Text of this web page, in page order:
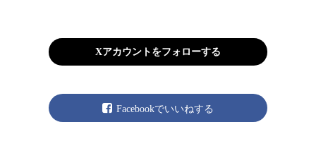
Xアカウントをフォローする
Facebookでいいねする